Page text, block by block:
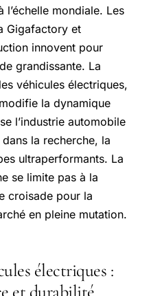
l’échelle mondiale. Les
Gigafactory et
innovent pour
grandissante. La
véhicules électriques,
la dynamique
l’industrie automobile
la recherche, la
ultraperformants. La
se limite pas à la
croisade pour la
en pleine mutation.
électriques :